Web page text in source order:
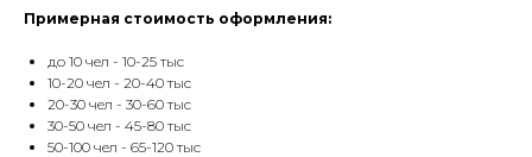
Примерная стоимость оформления:
до 10 чел - 10-25 тыс
10-20 чел - 20-40 тыс
20-30 чел - 30-60 тыс
30-50 чел - 45-80 тыс
50-100 чел - 65-120 тыс